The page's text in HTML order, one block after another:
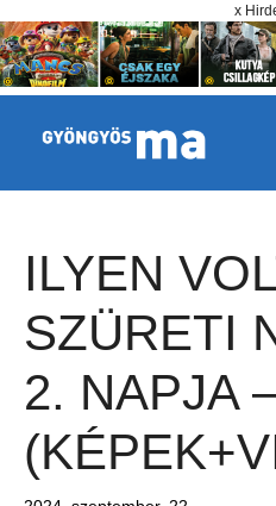
x
ILYEN
SZÜRETI
2. NAPJA